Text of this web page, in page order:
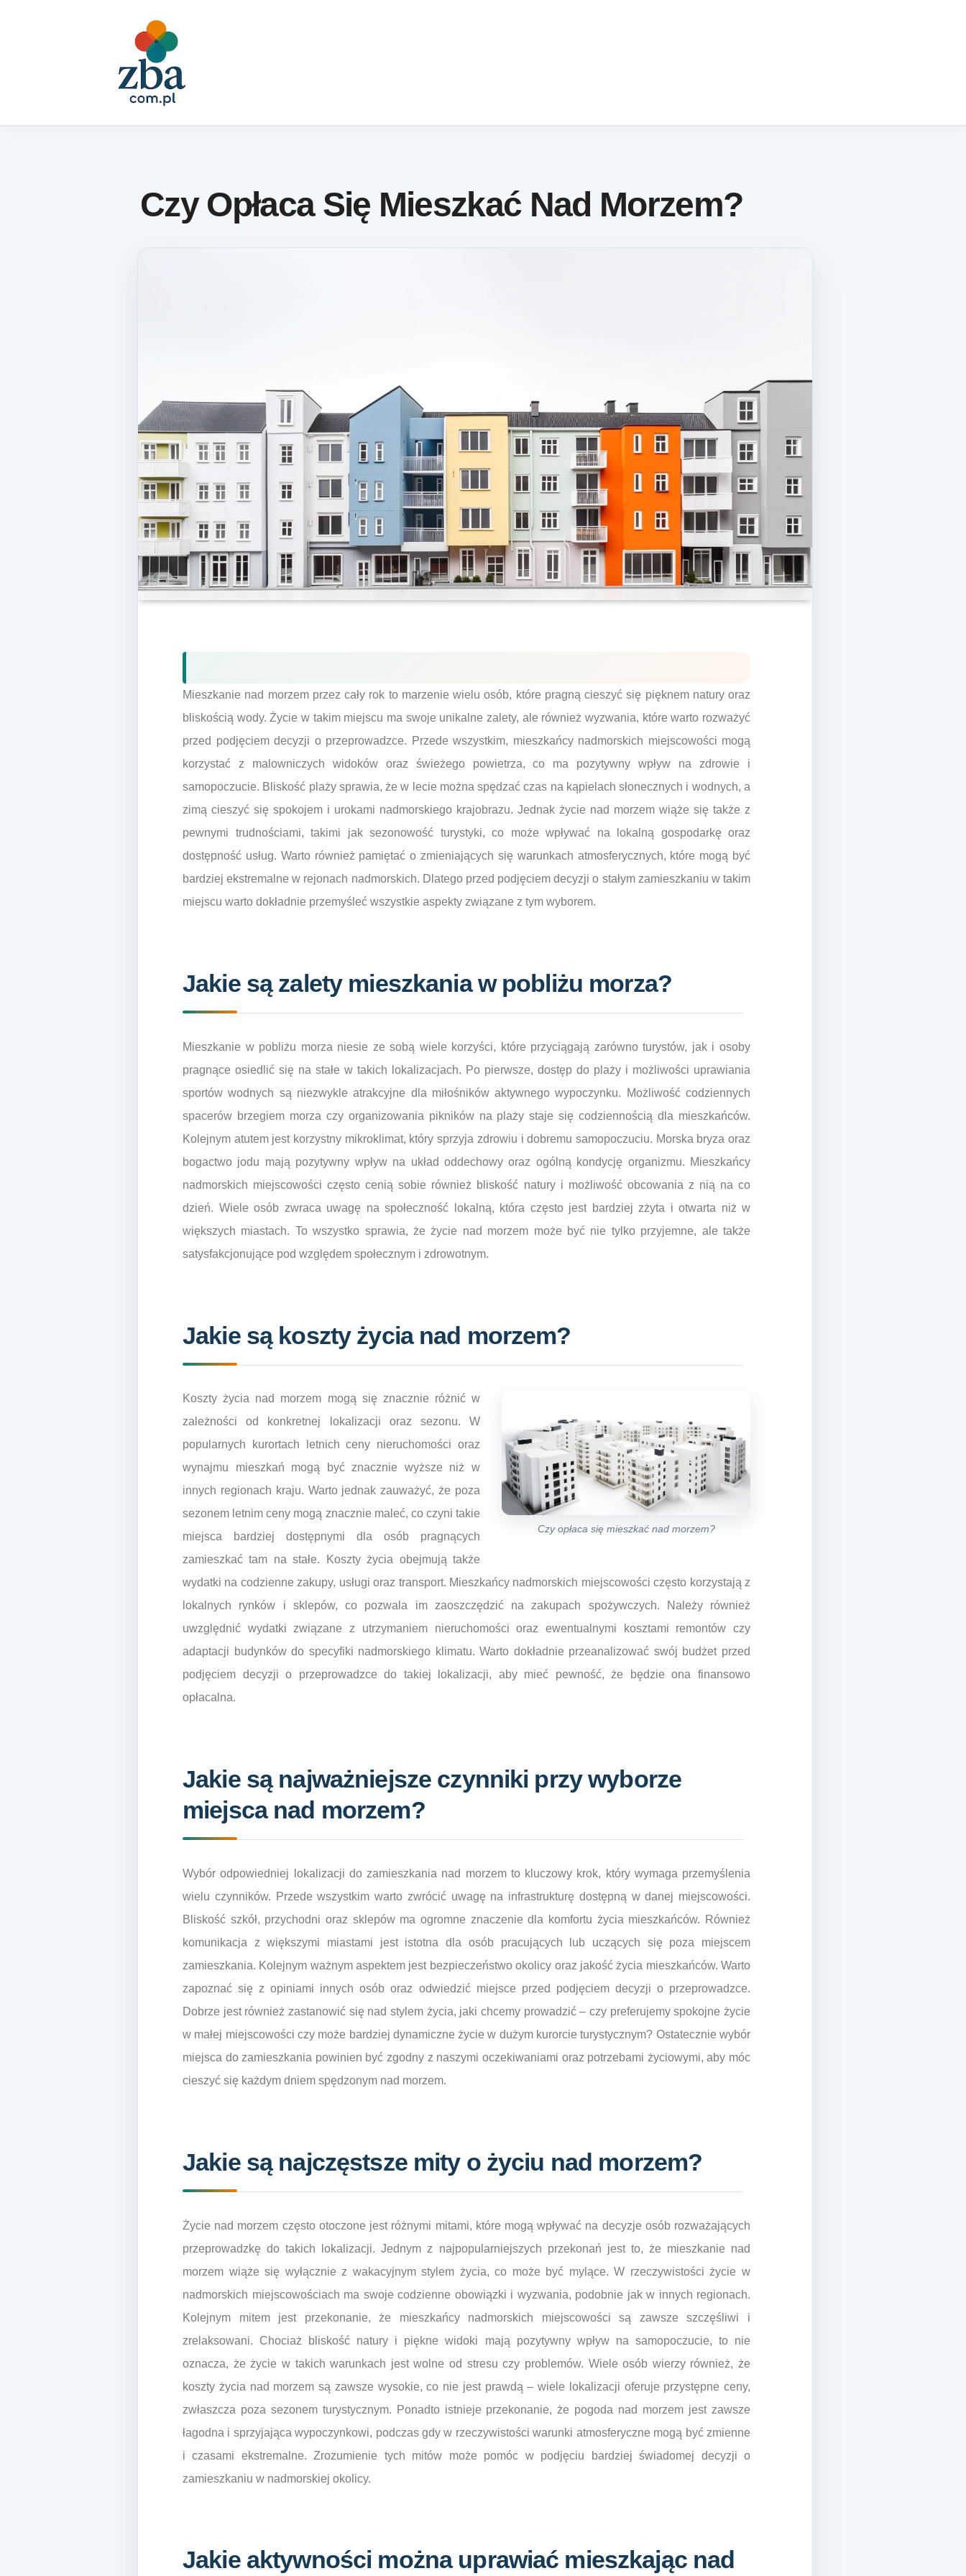
Czy Opłaca Się Mieszkać Nad Morzem?
Mieszkanie nad morzem przez cały rok to marzenie wielu osób, które pragną cieszyć się pięknem natury oraz
bliskością wody. Życie w takim miejscu ma swoje unikalne zalety, ale również wyzwania, które warto rozważyć
przed podjęciem decyzji o przeprowadzce. Przede wszystkim, mieszkańcy nadmorskich miejscowości mogą
korzystać z malowniczych widoków oraz świeżego powietrza, co ma pozytywny wpływ na zdrowie i
samopoczucie. Bliskość plaży sprawia, że w lecie można spędzać czas na kąpielach słonecznych i wodnych, a
zimą cieszyć się spokojem i urokami nadmorskiego krajobrazu. Jednak życie nad morzem wiąże się także z
pewnymi trudnościami, takimi jak sezonowość turystyki, co może wpływać na lokalną gospodarkę oraz
dostępność usług. Warto również pamiętać o zmieniających się warunkach atmosferycznych, które mogą być
bardziej ekstremalne w rejonach nadmorskich. Dlatego przed podjęciem decyzji o stałym zamieszkaniu w takim
miejscu warto dokładnie przemyśleć wszystkie aspekty związane z tym wyborem.
Jakie są zalety mieszkania w pobliżu morza?
Mieszkanie w pobliżu morza niesie ze sobą wiele korzyści, które przyciągają zarówno turystów, jak i osoby
pragnące osiedlić się na stałe w takich lokalizacjach. Po pierwsze, dostęp do plaży i możliwości uprawiania
sportów wodnych są niezwykle atrakcyjne dla miłośników aktywnego wypoczynku. Możliwość codziennych
spacerów brzegiem morza czy organizowania pikników na plaży staje się codziennością dla mieszkańców.
Kolejnym atutem jest korzystny mikroklimat, który sprzyja zdrowiu i dobremu samopoczuciu. Morska bryza oraz
bogactwo jodu mają pozytywny wpływ na układ oddechowy oraz ogólną kondycję organizmu. Mieszkańcy
nadmorskich miejscowości często cenią sobie również bliskość natury i możliwość obcowania z nią na co
dzień. Wiele osób zwraca uwagę na społeczność lokalną, która często jest bardziej zżyta i otwarta niż w
większych miastach. To wszystko sprawia, że życie nad morzem może być nie tylko przyjemne, ale także
satysfakcjonujące pod względem społecznym i zdrowotnym.
Jakie są koszty życia nad morzem?
Czy opłaca się mieszkać nad morzem?
Koszty życia nad morzem mogą się znacznie różnić w
zależności od konkretnej lokalizacji oraz sezonu. W
popularnych kurortach letnich ceny nieruchomości oraz
wynajmu mieszkań mogą być znacznie wyższe niż w
innych regionach kraju. Warto jednak zauważyć, że poza
sezonem letnim ceny mogą znacznie maleć, co czyni takie
miejsca bardziej dostępnymi dla osób pragnących
zamieszkać tam na stałe. Koszty życia obejmują także
wydatki na codzienne zakupy, usługi oraz transport. Mieszkańcy nadmorskich miejscowości często korzystają z
lokalnych rynków i sklepów, co pozwala im zaoszczędzić na zakupach spożywczych. Należy również
uwzględnić wydatki związane z utrzymaniem nieruchomości oraz ewentualnymi kosztami remontów czy
adaptacji budynków do specyfiki nadmorskiego klimatu. Warto dokładnie przeanalizować swój budżet przed
podjęciem decyzji o przeprowadzce do takiej lokalizacji, aby mieć pewność, że będzie ona finansowo
opłacalna.
Jakie są najważniejsze czynniki przy wyborze
miejsca nad morzem?
Wybór odpowiedniej lokalizacji do zamieszkania nad morzem to kluczowy krok, który wymaga przemyślenia
wielu czynników. Przede wszystkim warto zwrócić uwagę na infrastrukturę dostępną w danej miejscowości.
Bliskość szkół, przychodni oraz sklepów ma ogromne znaczenie dla komfortu życia mieszkańców. Również
komunikacja z większymi miastami jest istotna dla osób pracujących lub uczących się poza miejscem
zamieszkania. Kolejnym ważnym aspektem jest bezpieczeństwo okolicy oraz jakość życia mieszkańców. Warto
zapoznać się z opiniami innych osób oraz odwiedzić miejsce przed podjęciem decyzji o przeprowadzce.
Dobrze jest również zastanowić się nad stylem życia, jaki chcemy prowadzić – czy preferujemy spokojne życie
w małej miejscowości czy może bardziej dynamiczne życie w dużym kurorcie turystycznym? Ostatecznie wybór
miejsca do zamieszkania powinien być zgodny z naszymi oczekiwaniami oraz potrzebami życiowymi, aby móc
cieszyć się każdym dniem spędzonym nad morzem.
Jakie są najczęstsze mity o życiu nad morzem?
Życie nad morzem często otoczone jest różnymi mitami, które mogą wpływać na decyzje osób rozważających
przeprowadzkę do takich lokalizacji. Jednym z najpopularniejszych przekonań jest to, że mieszkanie nad
morzem wiąże się wyłącznie z wakacyjnym stylem życia, co może być mylące. W rzeczywistości życie w
nadmorskich miejscowościach ma swoje codzienne obowiązki i wyzwania, podobnie jak w innych regionach.
Kolejnym mitem jest przekonanie, że mieszkańcy nadmorskich miejscowości są zawsze szczęśliwi i
zrelaksowani. Chociaż bliskość natury i piękne widoki mają pozytywny wpływ na samopoczucie, to nie
oznacza, że życie w takich warunkach jest wolne od stresu czy problemów. Wiele osób wierzy również, że
koszty życia nad morzem są zawsze wysokie, co nie jest prawdą – wiele lokalizacji oferuje przystępne ceny,
zwłaszcza poza sezonem turystycznym. Ponadto istnieje przekonanie, że pogoda nad morzem jest zawsze
łagodna i sprzyjająca wypoczynkowi, podczas gdy w rzeczywistości warunki atmosferyczne mogą być zmienne
i czasami ekstremalne. Zrozumienie tych mitów może pomóc w podjęciu bardziej świadomej decyzji o
zamieszkaniu w nadmorskiej okolicy.
Jakie aktywności można uprawiać mieszkając nad